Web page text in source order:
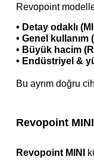
Revopoint
• Detay odaklı
• Genel kullanım
• Büyük hacim
• Endüstriyel &
Bu ayrım doğru
Revopoint
Revopoint MINI